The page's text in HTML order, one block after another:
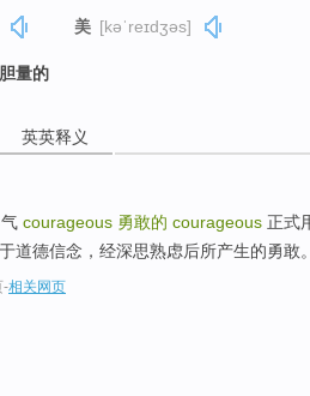
美 [kəˈreɪdʒəs]
量的
英英释义
courageous 勇敢的 courageous 正式
道德信念，经深思熟虑后所产生的勇敢
-相关网页